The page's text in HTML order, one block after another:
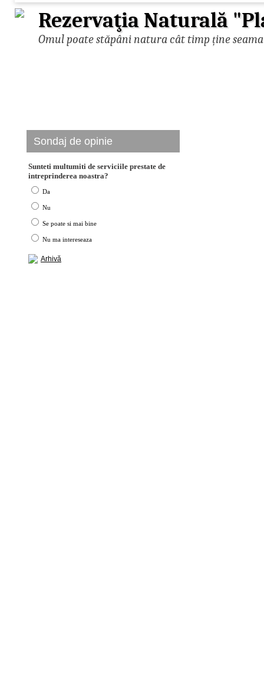
Rezervaţia Naturală
Omul poate stăpâni natura cât timp ține
Sondaj de opinie
Sunteti multumiti de serviciile prestate de
intreprinderea noastra?
Da
Nu
Se poate si mai bine
Nu ma intereseaza
Arhivă